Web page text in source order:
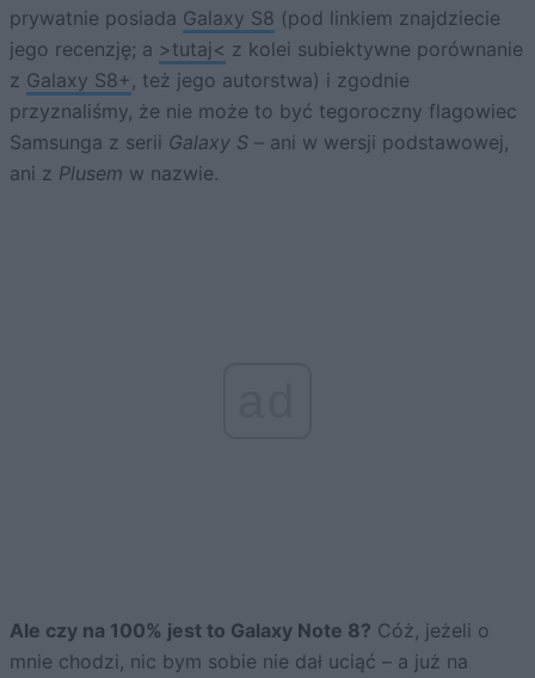
prywatnie posiada Galaxy S8 (pod linkiem znajdziecie
jego recenzję; a >tutaj< z kolei subiektywne porównanie
z Galaxy S8+ , też jego autorstwa) i zgodnie
przyznaliśmy, że nie może to być tegoroczny flagowiec
Samsunga z serii Galaxy S – ani w wersji podstawowej,
ani z Plusem w nazwie.
Ale czy na 100% jest to Galaxy Note 8? Cóż, jeżeli o
mnie chodzi, nic bym sobie nie dał uciąć – a już na